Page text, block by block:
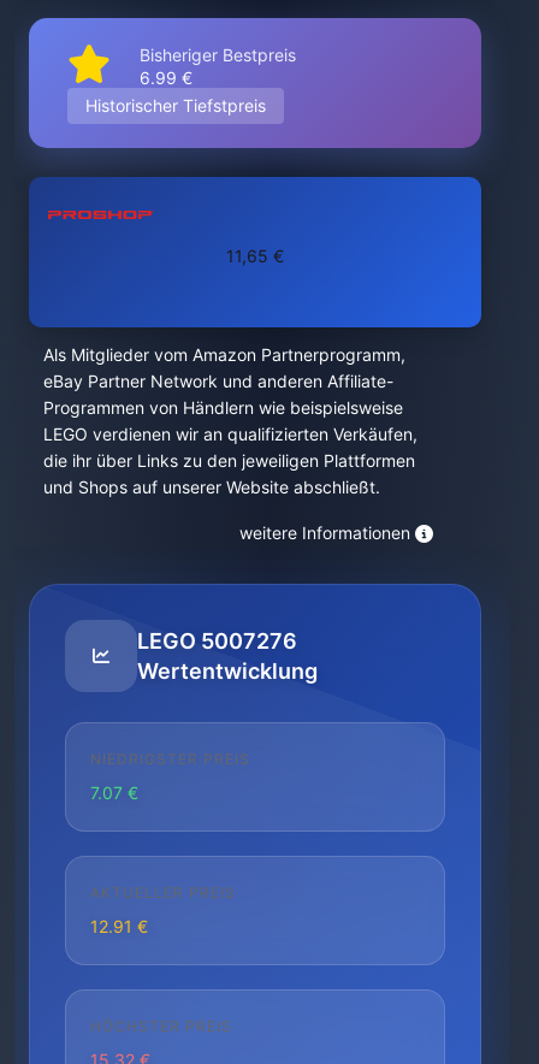
Bisheriger Bestpreis
6.99 €
Historischer Tiefstpreis
11,65 €
Als Mitglieder vom Amazon Partnerprogramm,
eBay Partner Network und anderen Affiliate-
Programmen von Händlern wie beispielsweise
LEGO verdienen wir an qualifizierten Verkäufen,
die ihr über Links zu den jeweiligen Plattformen
und Shops auf unserer Website abschließt.
weitere Informationen
LEGO 5007276
Wertentwicklung
NIEDRIGSTER PREIS
7.07 €
AKTUELLER PREIS
12.91 €
HÖCHSTER PREIS
15.32 €